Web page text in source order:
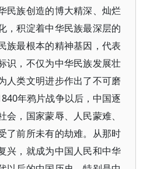
民族创造的博大精深、灿烂
，积淀着中华民族最深层的
族最根本的精神基因，代表
识，不仅为中华民族发展壮
人类文明进步作出了不可磨
年鸦片战争以后，中国逐
，国家蒙辱、人民蒙难、
了前所未有的劫难。从那时
兴，就成为中国人民和中华